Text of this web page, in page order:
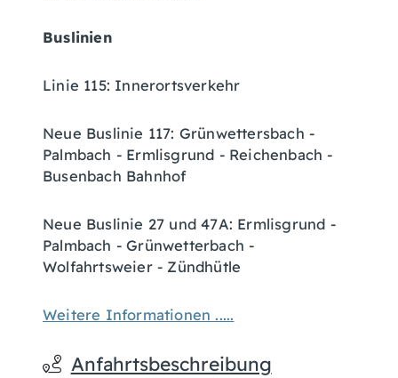
Buslinien
Linie 115: Innerortsverkehr
Neue Buslinie 117: Grünwettersbach -
Palmbach - Ermlisgrund - Reichenbach -
Busenbach Bahnhof
Neue Buslinie 27 und 47A: Ermlisgrund -
Palmbach - Grünwetterbach -
Wolfahrtsweier - Zündhütle
Weitere Informationen .....
Anfahrtsbeschreibung